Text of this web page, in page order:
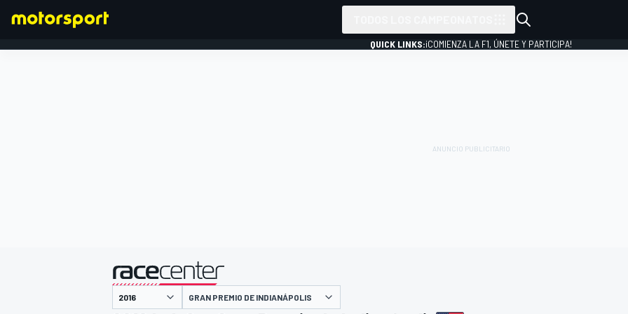
QUICK LINKS:¡COMIENZA LA F1, ÚNETE Y PARTICIPA!
presentado por
GRAN PREMIO DE INDIANÁPOLIS